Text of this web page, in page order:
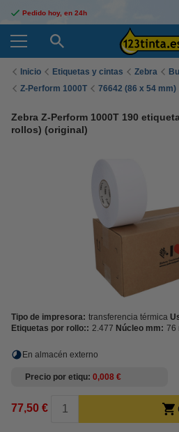
Pedido hoy, en 24h
Inicio Etiquetas y cintas Zebra
Z-Perform 1000T
76642 (86 x 54 mm)
Zebra Z-Perform 1000T 190
rollos) (original)
Tipo de impresora: transferencia térmica
Etiquetas por rollo:: 2.477 Núcleo mm: 76
En almacén externo
Precio por etiqu 0,008 €
77,50 €